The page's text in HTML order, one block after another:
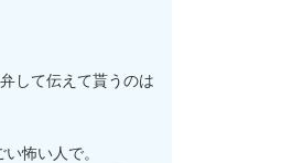
して伝えて貰うのは
怖い人で。